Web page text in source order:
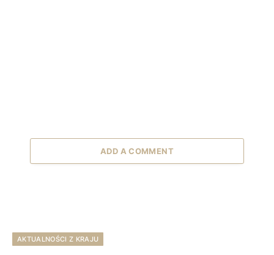
ADD A COMMENT
AKTUALNOŚCI Z KRAJU